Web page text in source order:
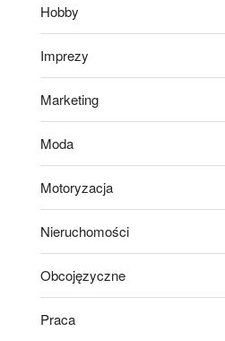
Hobby
Imprezy
Marketing
Moda
Motoryzacja
Nieruchomości
Obcojęzyczne
Praca